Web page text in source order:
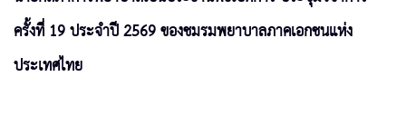
ครั้งที่ 19 ประจำปี 2569 ของชมรมพยาบาลภาคเอกชนแห่ง
ประเทศไทย